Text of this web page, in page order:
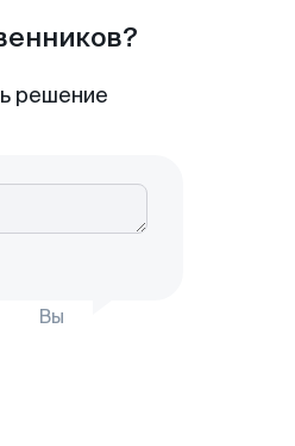
решение
Вы